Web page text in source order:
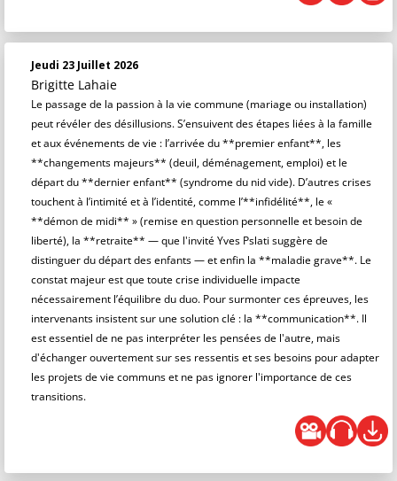
Jeudi 23 Juillet 2026
Brigitte Lahaie
Le passage de la passion à la vie commune (mariage ou installation)
peut révéler des désillusions. S’ensuivent des étapes liées à la famille
et aux événements de vie : l’arrivée du **premier enfant**, les
**changements majeurs** (deuil, déménagement, emploi) et le
départ du **dernier enfant** (syndrome du nid vide). D’autres crises
touchent à l’intimité et à l’identité, comme l’**infidélité**, le «
**démon de midi** » (remise en question personnelle et besoin de
liberté), la **retraite** — que l'invité Yves Pslati suggère de
distinguer du départ des enfants — et enfin la **maladie grave**. Le
constat majeur est que toute crise individuelle impacte
nécessairement l’équilibre du duo. Pour surmonter ces épreuves, les
intervenants insistent sur une solution clé : la **communication**. Il
est essentiel de ne pas interpréter les pensées de l'autre, mais
d'échanger ouvertement sur ses ressentis et ses besoins pour adapter
les projets de vie communs et ne pas ignorer l'importance de ces
transitions.